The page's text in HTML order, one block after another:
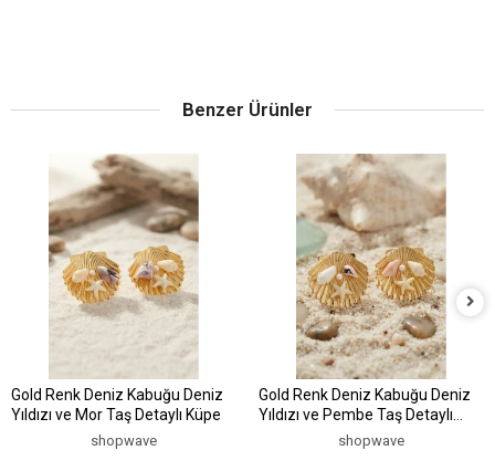
Benzer Ürünler
Gold Renk Deniz Kabuğu Deniz
Yıldızı ve Mor Taş Detaylı Küpe
shopwave
Gold Renk Deniz Kabuğu Deniz
Yıldızı ve Pembe Taş Detaylı
shopwave